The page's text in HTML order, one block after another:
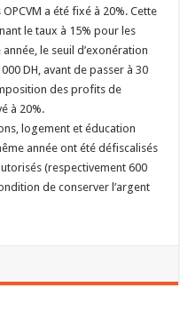
a été fixé à 20%. Cette
le taux à 15% pour les
le seuil d’exonération
DH, avant de passer à 30
des profits de
à 20%.
logement et éducation
année ont été défiscalisés
(respectivement 600
de conserver l’argent